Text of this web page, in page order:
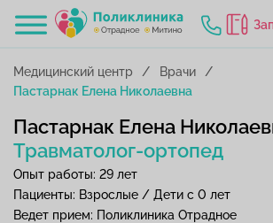
Медицинский центр
Врачи
Пастарнак Елена Николаевна
Пастарнак Елена
Травматолог-ортопед
Опыт работы: 29 лет
Пациенты: Взрослые / Дети с 0 лет
Ведет прием: Поликлиника Отрадное